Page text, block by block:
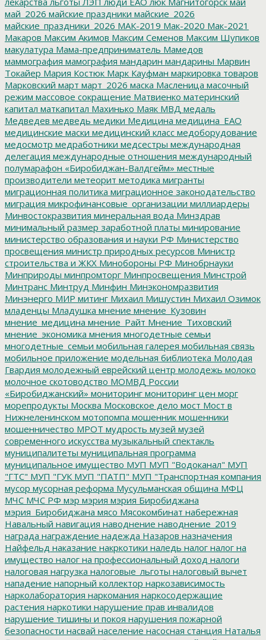
май_2026 майские праздники майские_2026
майские_праздники_2026 МАК-2019 Мак-2020 Мак-2021
Макаров Максим Акимов Максим Семенов Максим Шупиков
макулатура Мама-предприниматель Мамедов
маммография мамография мандарин мандарины Марвин
Токайер Мария Костюк Марк Кауфман маркировка товаров
Марковский март март_2026 маска Масленица масочный
режим массовое сокращение Матвиенко материнский
капитал маткапитал Махинько Маяк МВД медаль
Медведев медведь медики Медицина медицина_ЕАО
медицинские маски медицинский класс медоборудование
медосмотр медработники медсестры международная
делегация международные отношения международный
полумарафон «Биробиджан-Валдгейм» местные
производители метеорит методика мигранты
миграционная политика миграционное законодательство
миграция микрофинансовые_организации миллиардеры
Минвостокразвития минеральная вода Минздрав
минимальный размер заработной платы минирование
министерство образования и науки РФ Министерство
просвещения министр природных ресурсов Министр
строительства и ЖКХ Минобороны РФ Минобрнауки
Минприроды минпромторг Минпросвещения Минстрой
Минтранс Минтруд Минфин Минэкономразвития
Минэнерго МИР митинг Михаил Мишустин Михаил Озимок
младенцы Младушка мнение мнение_Кузовин
мнение_медицина мнение_Райт Мнение_Тиховский
мнение_экономика мнения многодетные семьи
многодетные_семьи мобильная галерея мобильная связь
мобильное приложение модельная библиотека Молодая
Гвардия молодежный еврейский центр молодежь молоко
молочное скотоводство МОМВД России
«Биробиджанский» мониторинг мониторинг цен морг
морепродукты Москва Московское дело мост Мост в
Нижнеленинском мотопомпа мошенник мошенники
мошенничество МРОТ мудрость музей музей
современного искусства музыкальный спектакль
муниципалитеты муниципальная программа
муниципальное имущество МУП МУП "Водоканал" МУП
"ГТС" МУП "ГУК МУП "ПАТП" МУП "Транспортная компания
мусор мусорная реформа Мусульманская община МФЦ
МЧС МЧС РФ мэр мэрия мэрия Биробиджана
мэрия_Биробиджана мясо Мясокомбинат набережная
Навальный навигация наводнение наводнение_2019
награда награждение надежда Назаров назначения
Найфельд наказание накркотики наледь налог налог на
имущество налог на профессиональный доход налоги
налоговая нагрузка налоговые_льготы налоговый вычет
нападение напорный коллектор наркозависимость
нарколаборатория наркомания наркосодержащие
растения наркотики нарушение прав инвалидов
нарушение тишины и покоя нарушения пожарной
безопасности насвай население насосная станция Наталья